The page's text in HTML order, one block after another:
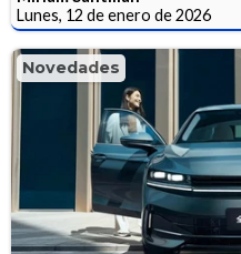
Lunes, 12 de enero de 2026
Novedades